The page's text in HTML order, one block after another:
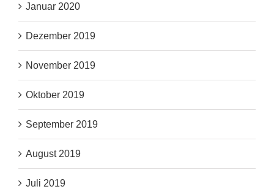
Januar 2020
Dezember 2019
November 2019
Oktober 2019
September 2019
August 2019
Juli 2019